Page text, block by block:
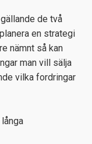
de två
en strategi
nämnt så kan
man vill sälja
vilka fordringar